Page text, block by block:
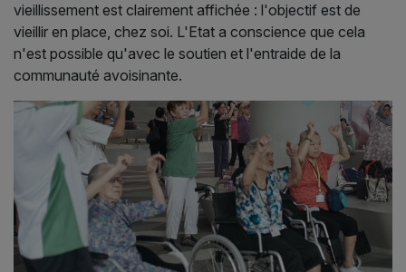
vieillissement est clairement affichée : l'objectif est de
vieillir en place, chez soi. L'Etat a conscience que cela
n'est possible qu'avec le soutien et l'entraide de la
communauté avoisinante.